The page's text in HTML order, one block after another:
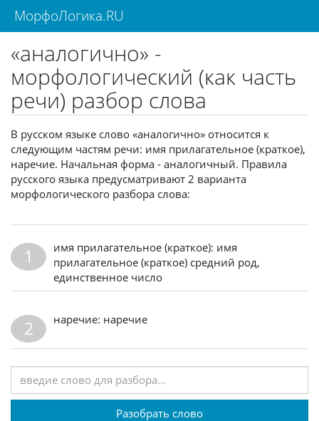
МорфоЛогика.RU
«аналогично» -
морфологический (как часть
речи) разбор слова
В русском языке слово «аналогично» относится к
следующим частям речи: имя прилагательное (краткое),
наречие. Начальная форма - аналогичный. Правила
русского языка предусматривают 2 варианта
морфологического разбора слова:
1
имя прилагательное (краткое): имя
прилагательное (краткое) средний род,
единственное число
2 наречие: наречие
Разобрать слово